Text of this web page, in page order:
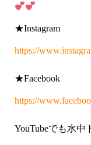
★Instagram
https://
★Facebook
https://
YouTubeでも水中